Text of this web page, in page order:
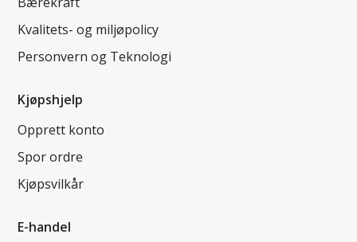
Kvalitets- og miljøpolicy
Personvern og Teknologi
Kjøpshjelp
Opprett konto
Spor ordre
Kjøpsvilkår
E-handel